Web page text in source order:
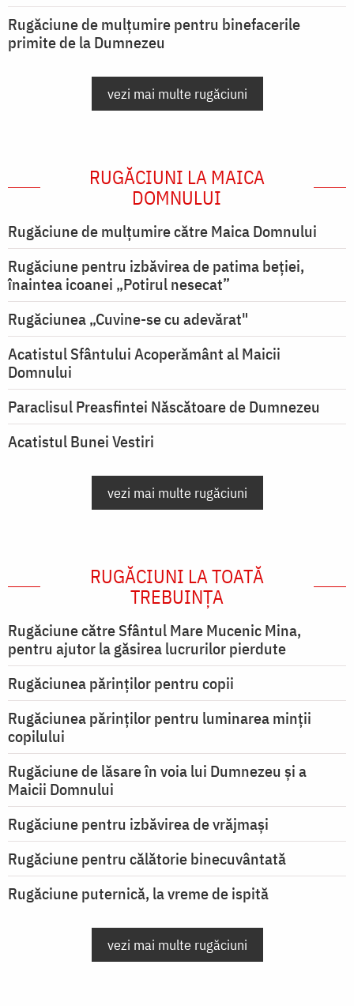
Rugăciune de mulțumire pentru binefacerile
primite de la Dumnezeu
vezi mai multe rugăciuni
RUGĂCIUNI LA MAICA
DOMNULUI
Rugăciune de mulţumire către Maica Domnului
Rugăciune pentru izbăvirea de patima beției,
înaintea icoanei „Potirul nesecat”
Rugăciunea „Cuvine-se cu adevărat"
Acatistul Sfântului Acoperământ al Maicii
Domnului
Paraclisul Preasfintei Născătoare de Dumnezeu
Acatistul Bunei Vestiri
vezi mai multe rugăciuni
RUGĂCIUNI LA TOATĂ
TREBUINȚA
Rugăciune către Sfântul Mare Mucenic Mina,
pentru ajutor la găsirea lucrurilor pierdute
Rugăciunea părinților pentru copii
Rugăciunea părinților pentru luminarea minţii
copilului
Rugăciune de lăsare în voia lui Dumnezeu şi a
Maicii Domnului
Rugăciune pentru izbăvirea de vrăjmași
Rugăciune pentru călătorie binecuvântată
Rugăciune puternică, la vreme de ispită
vezi mai multe rugăciuni